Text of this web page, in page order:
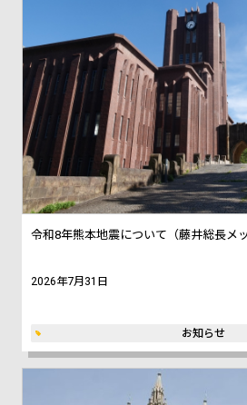
令和8年熊本地震について（藤井総長メ
2026年7月31日
お知らせ